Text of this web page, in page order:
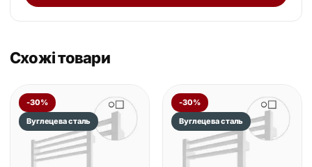
Схожі товари
-30%
Вуглецева сталь
-30%
Вуглецева сталь